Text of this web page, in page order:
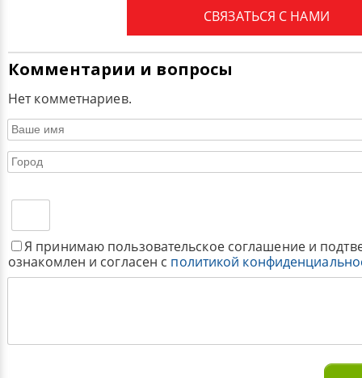
СВЯЗАТЬСЯ С НАМИ
Комментарии и вопросы
Нет комметнариев.
Я принимаю пользовательское соглашение и
ознакомлен и согласен с политикой